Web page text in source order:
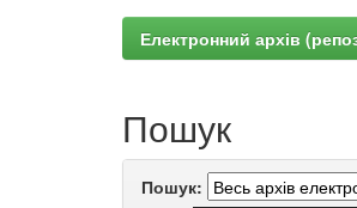
Електронний архів
Пошук
Пошук: